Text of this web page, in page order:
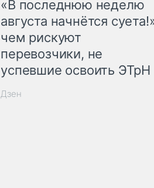
«В последнюю неделю
августа начнётся
чем рискуют
перевозчики, не
успевшие освоить ЭТрН
Дзен